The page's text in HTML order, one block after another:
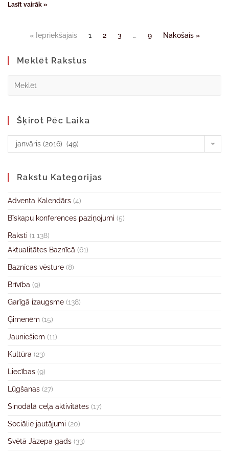
Lasīt vairāk »
« Iepriekšājais 1 2 3 … 9 Nākošais »
Meklēt Rakstus
Šķirot Pēc Laika
janvāris (2016) (49)
Rakstu Kategorijas
Adventa Kalendārs (4)
Bīskapu konferences paziņojumi (5)
Raksti (1 138)
Aktualitātes Baznīcā (61)
Baznīcas vēsture (8)
Brīvība (9)
Garīgā izaugsme (138)
Ģimenēm (15)
Jauniešiem (11)
Kultūra (23)
Liecības (9)
Lūgšanas (27)
Sinodālā ceļa aktivitātes (17)
Sociālie jautājumi (20)
Svētā Jāzepa gads (33)